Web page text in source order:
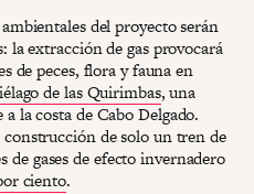
del proyecto serán
la extracción de gas provocará
de peces, flora y fauna en
de las Quirimbas, una
la costa de Cabo Delgado.
de solo un tren de
gases de efecto invernadero
ciento.